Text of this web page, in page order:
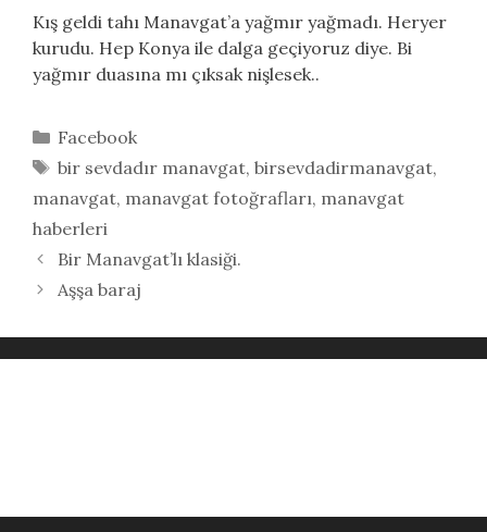
Kış geldi tahı Manavgat’a yağmır yağmadı. Heryer
kurudu. Hep Konya ile dalga geçiyoruz diye. Bi
yağmır duasına mı çıksak nişlesek..
Kategoriler
Facebook
Etiketler
bir sevdadır manavgat, birsevdadirmanavgat,
manavgat, manavgat fotoğrafları, manavgat
haberleri
Bir Manavgat’lı klasiği.
Aşşa baraj